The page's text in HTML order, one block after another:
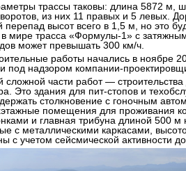
трассы таковы: длина 5872 м,
из них 11 правых и 5 левых.
высот всего в 1,5 м, но это
мире трасса «Формулы-1» с
может превышать 300 км/ч.
работы начались в ноябре
под надзором компании-
части работ —
Это здания для пит-стопов и
столкновение с гоночным
помещения для проживания
и главная трибуна длиной 500 м
с металлическими каркасами,
с учетом сейсмической активности